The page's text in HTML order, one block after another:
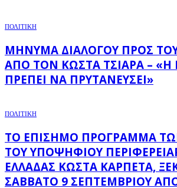
ΠΟΛΙΤΙΚΗ
ΜΉΝΥΜΑ ΔΙΑΛΌΓΟΥ ΠΡΟΣ
ΑΠΌ ΤΟΝ ΚΏΣΤΑ ΤΣΙΆΡΑ – «Η
ΠΡΈΠΕΙ ΝΑ ΠΡΥΤΑΝΕΎΣΕΙ»
ΠΟΛΙΤΙΚΗ
ΤΟ ΕΠΊΣΗΜΟ ΠΡΌΓΡΑΜΜΑ
ΤΟΥ ΥΠΟΨΉΦΙΟΥ
ΕΛΛΆΔΑΣ ΚΏΣΤΑ ΚΑΡΠΈΤΑ,
ΣΆΒΒΑΤΟ 9 ΣΕΠΤΕΜΒΡΊΟΥ